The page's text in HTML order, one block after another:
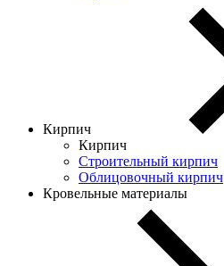
Кирпич
Кирпич
Строительный кирпич
Облицовочный кирпич
Кровельные материалы